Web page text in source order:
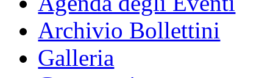
Archivio Bollettini
Galleria